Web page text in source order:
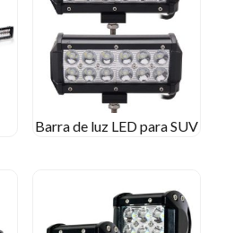
Barra de luz LED para SUV